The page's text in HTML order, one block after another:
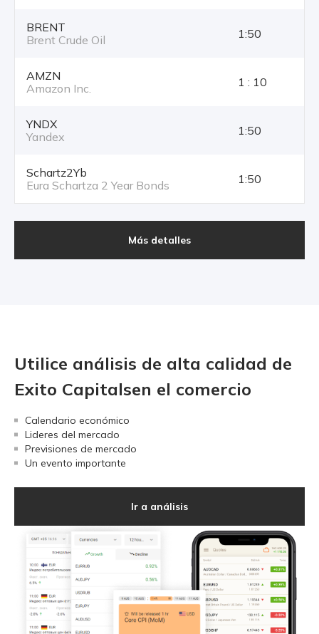
BRENT
Brent Crude Oil
1:50
AMZN
Amazon Inc.
1 : 10
YNDX
Yandex
1:50
Schartz2Yb
Eura Schartza 2 Year Bonds
1:50
Más detalles
Utilice análisis de alta calidad de
Exito Capitalsen el comercio
Calendario económico
Lideres del mercado
Previsiones de mercado
Un evento importante
Ir a análisis